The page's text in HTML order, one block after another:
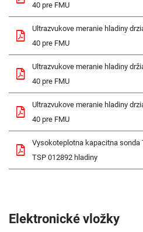
40 pre FMU
Ultrazvukove meranie hladiny
40 pre FMU
Ultrazvukove meranie hladiny
40 pre FMU
Ultrazvukove meranie hladiny
40 pre FMU
Vysokoteplotna kapacitna sonda
TSP 012892 hladiny
Elektronické vložky